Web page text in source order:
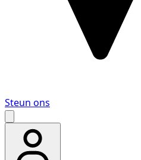
Steun ons